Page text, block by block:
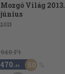
Mozgó Világ 2013.
június
2013
940 Ft
470 ,-Ft 50